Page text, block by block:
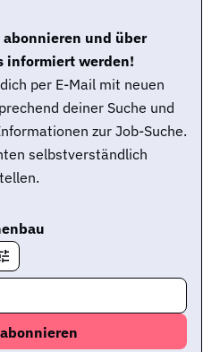
und über
informiert werden!
per E-Mail mit neuen
deiner Suche und
zur Job-Suche.
selbstverständlich